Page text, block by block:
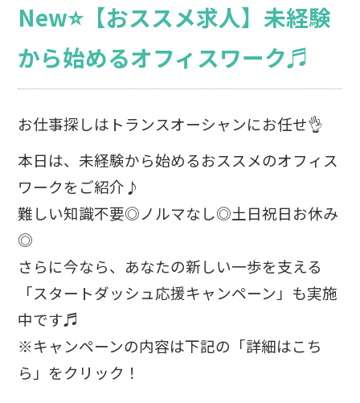
New⭐【おススメ求人】未経験
から始めるオフィスワーク♬
お仕事探しはトランスオーシャンにお任せ👌
本日は、未経験から始めるおススメのオフィス
ワークをご紹介♪
難しい知識不要◎ノルマなし◎土日祝日お休み
◎
さらに今なら、あなたの新しい一歩を支える
「スタートダッシュ応援キャンペーン」も実施
中です♬
※キャンペーンの内容は下記の「詳細はこち
ら」をクリック！